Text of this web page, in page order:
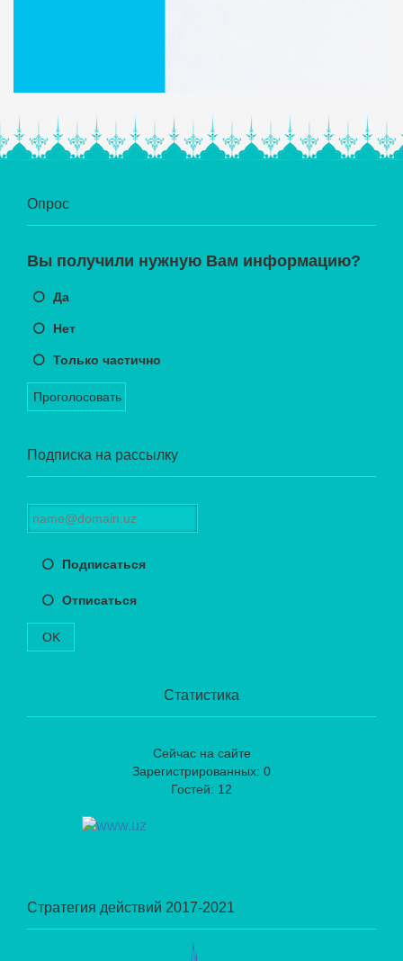
Опрос
Вы получили нужную Вам информацию?
Да
Нет
Только частично
Проголосовать
Подписка на рассылку
Подписаться
Отписаться
OK
Статистика
Сейчас на сайте
Зарегистрированных: 0
Гостей: 12
Стратегия действий 2017-2021